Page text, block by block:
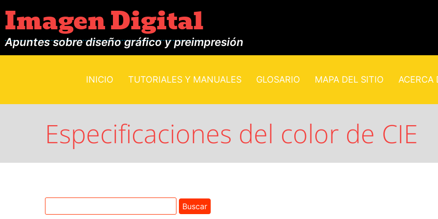
Imagen Digital
Apuntes sobre diseño gráfico y preimpresión
INICIO TUTORIALES Y MANUALES GLOSARIO MAPA DEL SITIO ACERCA
Especificaciones del color de CIE